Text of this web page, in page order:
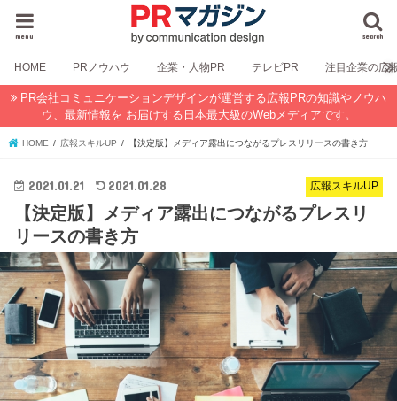
search
menu
HOME PRノウハウ 企業・人物PR テレビPR 注目企業の広
PR会社コミュニケーションデザインが運営する広報PRの知識やノウハ
ウ、最新情報を お届けする日本最大級のWebメディアです。
HOME 広報スキルUP 【決定版】メディア露出につながるプレスリリースの書き方
広報スキルUP
2021.01.21 2021.01.28
【決定版】メディア露出につながるプレスリ
リースの書き方